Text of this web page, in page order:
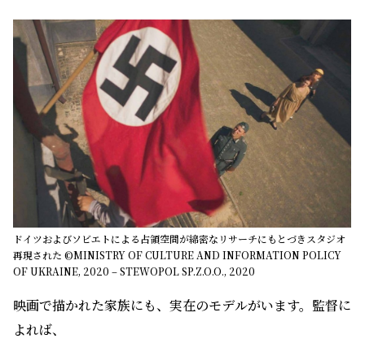
ドイツおよびソビエトによる占領空間が綿密なリサーチにもとづきスタジオ
再現された ©MINISTRY OF CULTURE AND INFORMATION POLICY
OF UKRAINE, 2020 – STEWOPOL SP.Z.O.O., 2020
映画で描かれた家族にも、実在のモデルがいます。監督に
よれば、